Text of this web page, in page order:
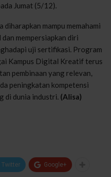
Jumat (5/12).
diharapkan mampu memahami
dan mempersiapkan diri
uji sertifikasi. Program
Kampus Digital Kreatif terus
pembinaan yang relevan,
peningkatan kompetensi
di dunia industri. (Alisa)
Twitter Google+